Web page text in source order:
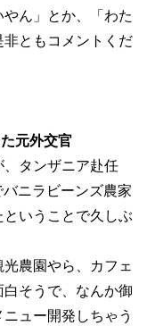
ん」とか、「わた
ともコメントくだ
元外交官
タンザニア赴任
ニラビーンズ農家
いうことで久しぶ
農園やら、カフェ
そうで、なんか御
ュー開発しちゃう